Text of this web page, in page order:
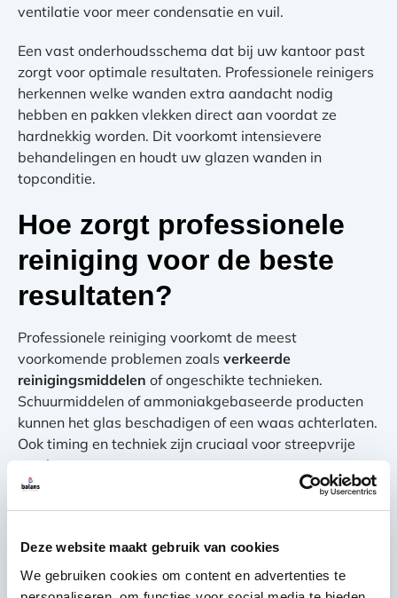
Deze website maakt gebruik van cookies
We gebruiken cookies om content en advertenties te
ventilatie voor meer condensatie en vuil.
Een vast onderhoudsschema dat bij uw kantoor past
zorgt voor optimale resultaten. Professionele reinigers
herkennen welke wanden extra aandacht nodig
hebben en pakken vlekken direct aan voordat ze
hardnekkig worden. Dit voorkomt intensievere
behandelingen en houdt uw glazen wanden in
topconditie.
Hoe zorgt professionele
reiniging voor de beste
resultaten?
Professionele reiniging voorkomt de meest
voorkomende problemen zoals verkeerde
reinigingsmiddelen of ongeschikte technieken.
Schuurmiddelen of ammoniakgebaseerde producten
kunnen het glas beschadigen of een waas achterlaten.
Ook timing en techniek zijn cruciaal voor streepvrije
resultaten.
apparatuur en passen de juiste hoeveelheid
reinigingsproduct toe. Ze zorgen dat randen en hoeken
grondig worden behandeld, waar zich vaak vuil